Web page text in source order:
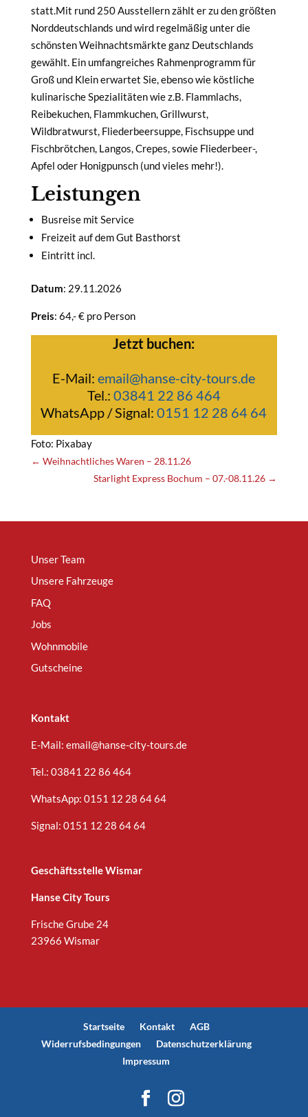
statt.Mit rund 250 Ausstellern zählt er zu den größten
Norddeutschlands und wird regelmäßig unter die
schönsten Weihnachtsmärkte ganz Deutschlands
gewählt. Ein umfangreiches Rahmenprogramm für
Groß und Klein erwartet Sie, ebenso wie köstliche
kulinarische Spezialitäten wie z.B. Flammlachs,
Reibekuchen, Flammkuchen, Grillwurst,
Wildbratwurst, Fliederbeersuppe, Fischsuppe und
Fischbrötchen, Langos, Crepes, sowie Fliederbeer-,
Apfel oder Honigpunsch (und vieles mehr!).
Leistungen
Busreise mit Service
Freizeit auf dem Gut Basthorst
Eintritt incl.
Datum: 29.11.2026
Preis: 64,- € pro Person
Jetzt buchen:
E-Mail:email@hanse-city-tours.de
Tel.: 03841 22 86 464
WhatsApp / Signal:0151 12 28 64 64
Foto: Pixabay
← Weihnachtliches Waren – 28.11.26
Starlight Express Bochum – 07.-08.11.26 →
Unser Team
Unsere Fahrzeuge
FAQ
Jobs
Wohnmobile
Gutscheine
Kontakt
E-Mail: email@hanse-city-tours.de
Tel.: 03841 22 86 464
WhatsApp: 0151 12 28 64 64
Signal: 0151 12 28 64 64
Geschäftsstelle Wismar
Hanse City Tours
Frische Grube 24
23966 Wismar
Startseite Kontakt
AGB
Widerrufsbedingungen
Datenschutzerklärung
Impressum